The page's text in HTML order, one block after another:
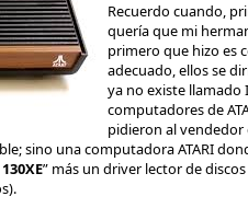
Recuerdo cuando,
quería que mi
primero que hizo es
adecuado, ellos se
ya no existe llamado
computadores de
pidieron al vendedor
sino una computadora ATARI
” más un driver lector de